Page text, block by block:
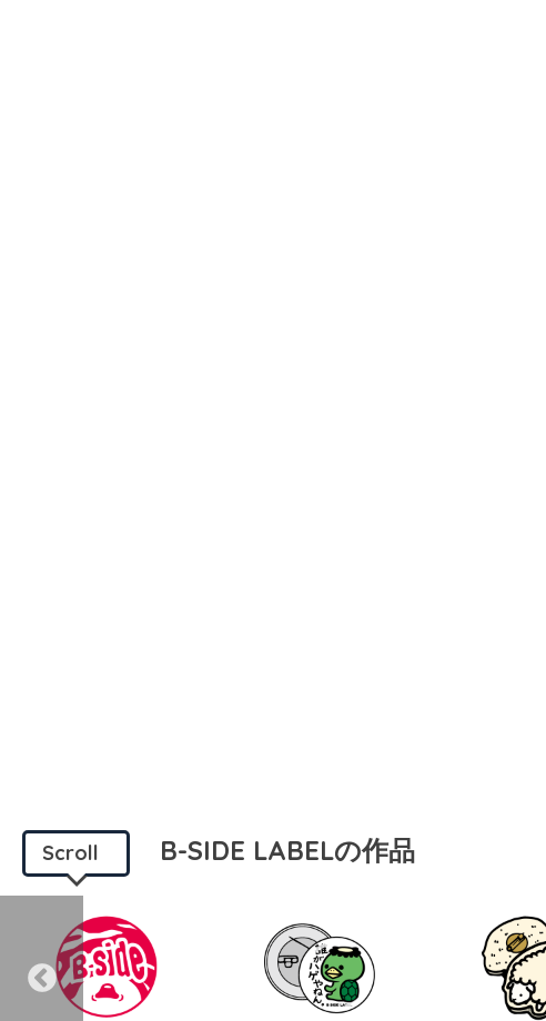
Scroll B-SIDE LABELの作品